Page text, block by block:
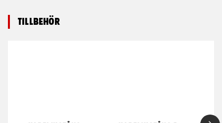
Tillbehör